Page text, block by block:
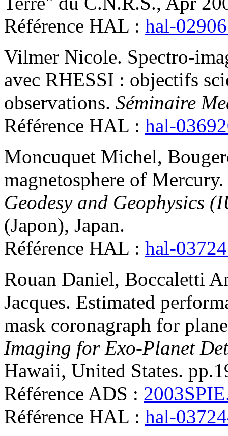
Référence HAL : hal-
Vilmer Nicole. Spectro-
avec RHESSI : objectifs
observations. Séminaire
Référence HAL : hal-
Moncuquet Michel,
magnetosphere of Mercury
Geodesy and Geophysics
(Japon), Japan.
Référence HAL : hal-
Rouan Daniel, Boccaletti
Jacques. Estimated
mask coronagraph for
Imaging for Exo-Planet
Hawaii, United States.
Référence ADS :
Référence HAL : hal-